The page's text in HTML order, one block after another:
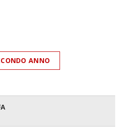
ANNO